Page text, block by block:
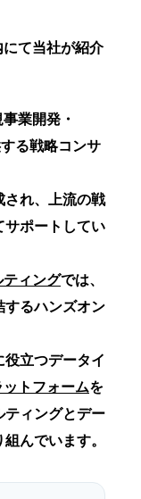
て当社が紹介
業開発・
る戦略コンサ
され、上流の戦
サポートしてい
ィングでは、
するハンズオン
立つデータイ
トフォームを
ティングとデー
んでいます。